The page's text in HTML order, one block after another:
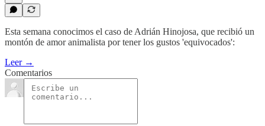
Esta semana conocimos el caso de Adrián Hinojosa, que recibió un
montón de amor animalista por tener los gustos 'equivocados':
Leer →
Comentarios